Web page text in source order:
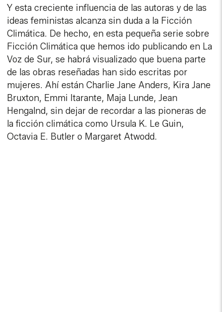
Y esta creciente influencia de las autoras y de las
ideas feministas alcanza sin duda a la Ficción
Climática. De hecho, en esta pequeña serie sobre
Ficción Climática que hemos ido publicando en La
Voz de Sur, se habrá visualizado que buena parte
de las obras reseñadas han sido escritas por
mujeres. Ahí están Charlie Jane Anders, Kira Jane
Bruxton, Emmi Itarante, Maja Lunde, Jean
Hengalnd, sin dejar de recordar a las pioneras de
la ficción climática como Ursula K. Le Guin,
Octavia E. Butler o Margaret Atwodd.